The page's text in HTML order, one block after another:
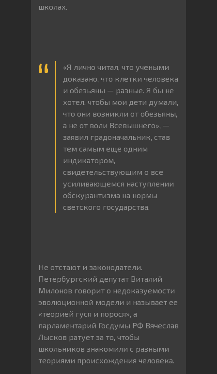
школах.
«Я лично читал, что учеными
доказано, что клетки человека
и обезьяны — разные. Я бы не
хотел, чтобы мои дети думали,
что они возникли от обезьяны,
а не от воли Всевышнего», —
заявил градоначальник, став
тем самым еще одним
индикатором,
свидетельствующим о все
усиливающемся наступлении
обскурантизма на нормы
светского государства.
Не отстают и законодатели.
Петербургский депутат Виталий
Милонов говорит о недоказуемости
эволюционной модели и называет ее
«теорией гуся и порося», а
парламентарий Госдумы РФ Вячеслав
Лысков ратует за то, чтобы
школьников знакомили с разными
теориями происхождения человека.